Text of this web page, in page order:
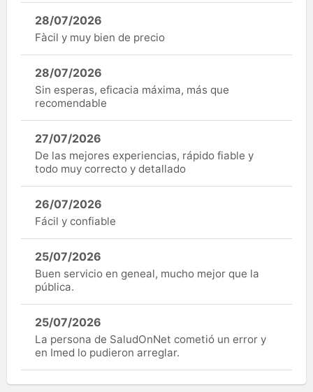
28/07/2026
Fàcil y muy bien de precio
28/07/2026
Sin esperas, eficacia máxima, más que
recomendable
27/07/2026
De las mejores experiencias, rápido fiable y
todo muy correcto y detallado
26/07/2026
Fácil y confiable
25/07/2026
Buen servicio en geneal, mucho mejor que la
pública.
25/07/2026
La persona de SaludOnNet cometió un error y
en Imed lo pudieron arreglar.